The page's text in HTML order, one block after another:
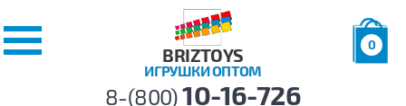
BRIZTOYS
ИГРУШКИ ОПТОМ
0
8-(800)10-16-726